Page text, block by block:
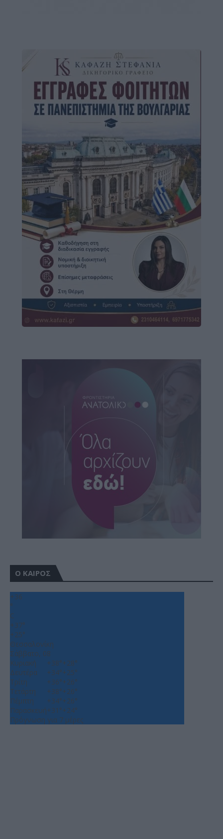
Ο ΚΑΙΡΟΣ
+36
°
C
+37°
+25°
Θεσσαλονίκη
Σάββατο, 08
Κυριακή
+38°+28°
Δευτέρα
+34°+25°
Τρίτη
+36°+26°
Τετάρτη
+38°+26°
Πέμπτη
+34°+26°
Παρασκευή+31°+24°
Πρόγνωση για 7 μέρες